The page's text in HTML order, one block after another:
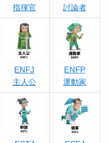
指揮官
討論者
ENFJ
主人公
ENFP
運動家